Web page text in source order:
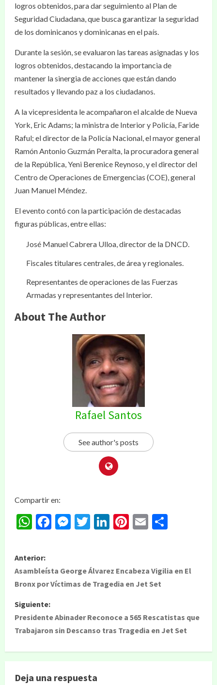
logros obtenidos, para dar seguimiento al Plan de
Seguridad Ciudadana, que busca garantizar la seguridad
de los dominicanos y dominicanas en el país.
Durante la sesión, se evaluaron las tareas asignadas y los
logros obtenidos, destacando la importancia de
mantener la sinergia de acciones que están dando
resultados y llevando paz a los ciudadanos.
A la vicepresidenta le acompañaron el alcalde de Nueva
York, Eric Adams; la ministra de Interior y Policía, Faride
Raful; el director de la Policía Nacional, el mayor general
Ramón Antonio Guzmán Peralta, la procuradora general
de la República, Yeni Berenice Reynoso, y el director del
Centro de Operaciones de Emergencias (COE), general
Juan Manuel Méndez.
El evento contó con la participación de destacadas
figuras públicas, entre ellas:
José Manuel Cabrera Ulloa, director de la DNCD.
Fiscales titulares centrales, de área y regionales.
Representantes de operaciones de las Fuerzas
Armadas y representantes del Interior.
About The Author
Rafael Santos
See author's posts
Compartir en:
WhatsApp
Facebook
Messenger
Twitter
LinkedIn
Pinterest
Email
Anterior:
Asambleísta George Álvarez Encabeza Vigilia en El
Bronx por Víctimas de Tragedia en Jet Set
Siguiente:
Presidente Abinader Reconoce a 565 Rescatistas que
Trabajaron sin Descanso tras Tragedia en Jet Set
Deja una respuesta